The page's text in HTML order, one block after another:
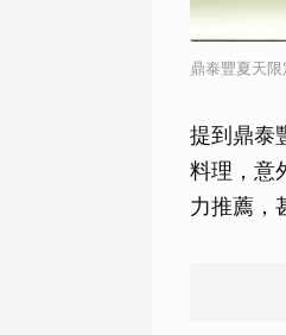
鼎泰豐夏天
提到鼎泰
料理，意
力推薦，